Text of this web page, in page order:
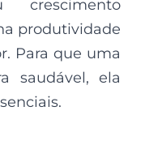
crescimento
produtividade
Para que uma
saudável, ela